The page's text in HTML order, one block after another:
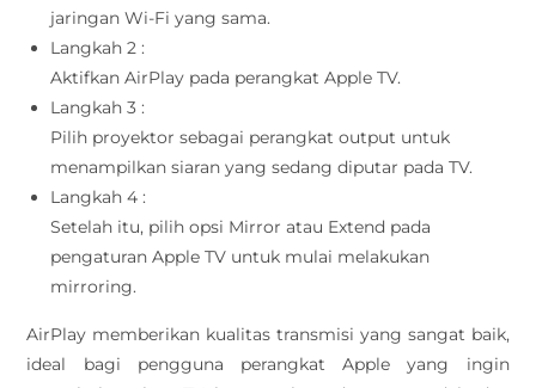
jaringan Wi-Fi yang sama.
Langkah 2 :
Aktifkan AirPlay pada perangkat Apple TV.
Langkah 3 :
Pilih proyektor sebagai perangkat output untuk
menampilkan siaran yang sedang diputar pada TV.
Langkah 4 :
Setelah itu, pilih opsi Mirror atau Extend pada
pengaturan Apple TV untuk mulai melakukan
mirroring.
AirPlay memberikan kualitas transmisi yang sangat baik,
ideal bagi pengguna perangkat Apple yang ingin